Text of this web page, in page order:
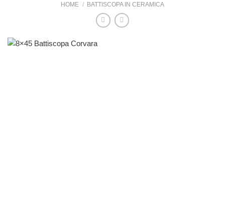
HOME / BATTISCOPA IN CERAMICA